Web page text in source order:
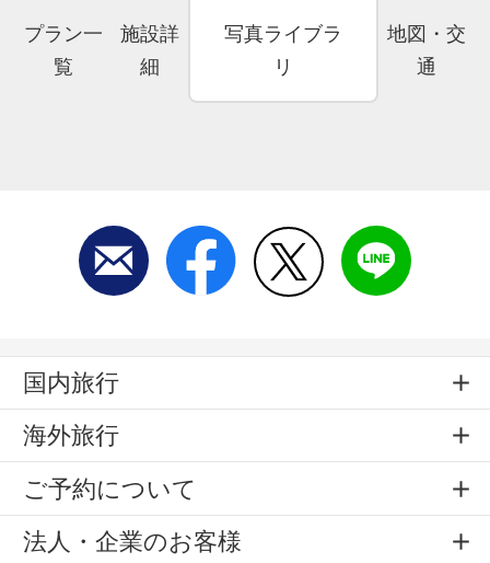
プラン一
覧
施設詳
細
写真ライブラ
リ
地図・交
通
国内旅行
海外旅行
ご予約について
法人・企業のお客様